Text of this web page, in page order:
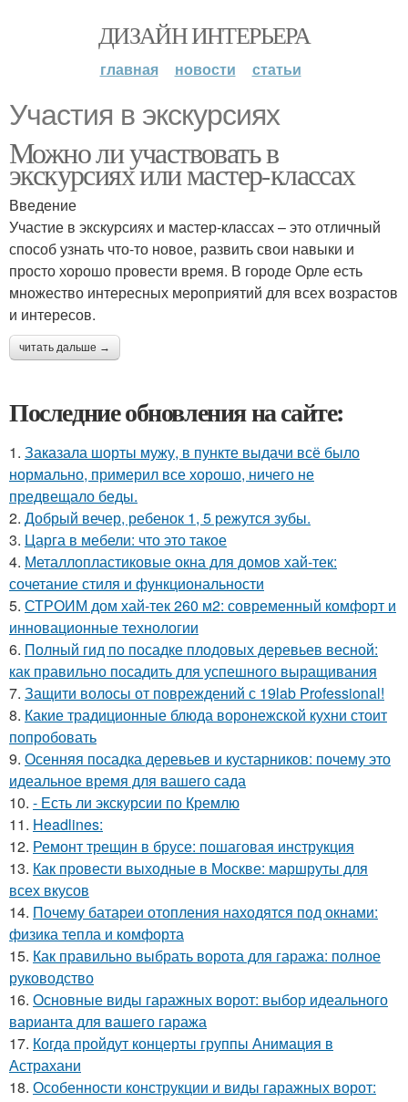
ДИЗАЙН ИНТЕРЬЕРА
главная новости статьи
Участия в экскурсиях
Можно ли участвовать в
экскурсиях или мастер-классах
Введение
Участие в экскурсиях и мастер-классах – это отличный
способ узнать что-то новое, развить свои навыки и
просто хорошо провести время. В городе Орле есть
множество интересных мероприятий для всех возрастов
и интересов.
читать дальше →
Последние обновления на сайте:
1. Заказала шорты мужу, в пункте выдачи всё было
нормально, примерил все хорошо, ничего не
предвещало беды.
2. Добрый вечер, ребенок 1, 5 режутся зубы.
3. Царга в мебели: что это такое
4. Металлопластиковые окна для домов хай-тек:
сочетание стиля и функциональности
5. СТРОИМ дом хай-тек 260 м2: современный комфорт и
инновационные технологии
6. Полный гид по посадке плодовых деревьев весной:
как правильно посадить для успешного выращивания
7. Защити волосы от повреждений с 19lab Professional!
8. Какие традиционные блюда воронежской кухни стоит
попробовать
9. Осенняя посадка деревьев и кустарников: почему это
идеальное время для вашего сада
10. - Есть ли экскурсии по Кремлю
11. Headlines:
12. Ремонт трещин в брусе: пошаговая инструкция
13. Как провести выходные в Москве: маршруты для
всех вкусов
14. Почему батареи отопления находятся под окнами:
физика тепла и комфорта
15. Как правильно выбрать ворота для гаража: полное
руководство
16. Основные виды гаражных ворот: выбор идеального
варианта для вашего гаража
17. Когда пройдут концерты группы Анимация в
Астрахани
18. Особенности конструкции и виды гаражных ворот: